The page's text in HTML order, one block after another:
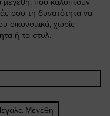
μεγέθη, που καλύπτουν
σου τη δυνατότητα να
οικονομικά, χωρίς
ή το στυλ.
Μεγέθη